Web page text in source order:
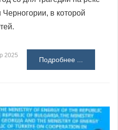
в которой
2025
Подробнее ...